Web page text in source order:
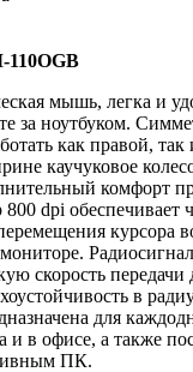
мышь, легка и
за ноутбуком.
как правой, так
каучуковое
комфорт
dpi обеспечивает
курсора
скорость
в
для
и в офисе, а также
ПК.